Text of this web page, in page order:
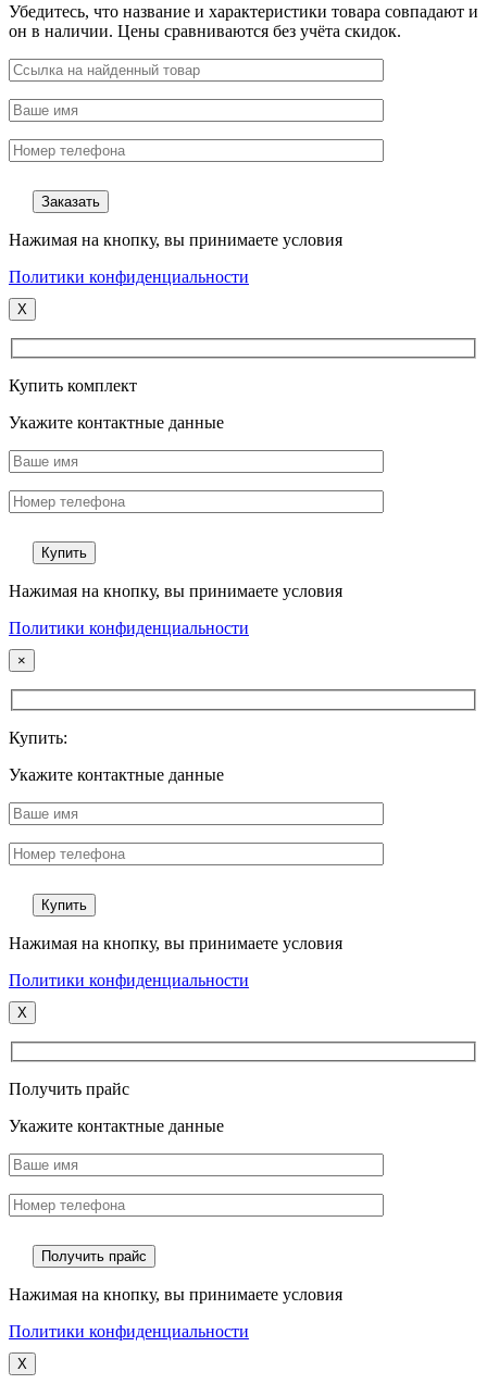
Убедитесь, что название и характеристики товара совпадают и
он в наличии. Цены сравниваются без учёта скидок.
Нажимая на кнопку, вы принимаете условия
Политики конфиденциальности
X
Купить комплект
Укажите контактные данные
Нажимая на кнопку, вы принимаете условия
Политики конфиденциальности
×
Купить:
Укажите контактные данные
Нажимая на кнопку, вы принимаете условия
Политики конфиденциальности
X
Получить прайс
Укажите контактные данные
Нажимая на кнопку, вы принимаете условия
Политики конфиденциальности
X